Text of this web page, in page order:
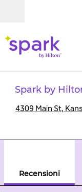
Spark by
4309 Main St,
Recensioni